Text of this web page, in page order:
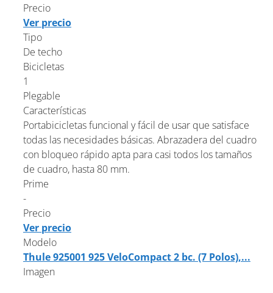
Precio
Ver precio
Tipo
De techo
Bicicletas
1
Plegable
Características
Portabicicletas funcional y fácil de usar que satisface
todas las necesidades básicas. Abrazadera del cuadro
con bloqueo rápido apta para casi todos los tamaños
de cuadro, hasta 80 mm.
Prime
-
Precio
Ver precio
Modelo
Thule 925001 925 VeloCompact 2 bc. (7 Polos),...
Imagen